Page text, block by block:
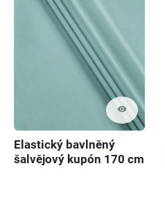
visibility
Elastický bavlněný
šalvějový kupón 170 cm